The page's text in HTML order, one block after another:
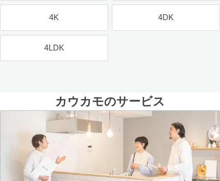
4K 4DK
4LDK
カウカモのサービス